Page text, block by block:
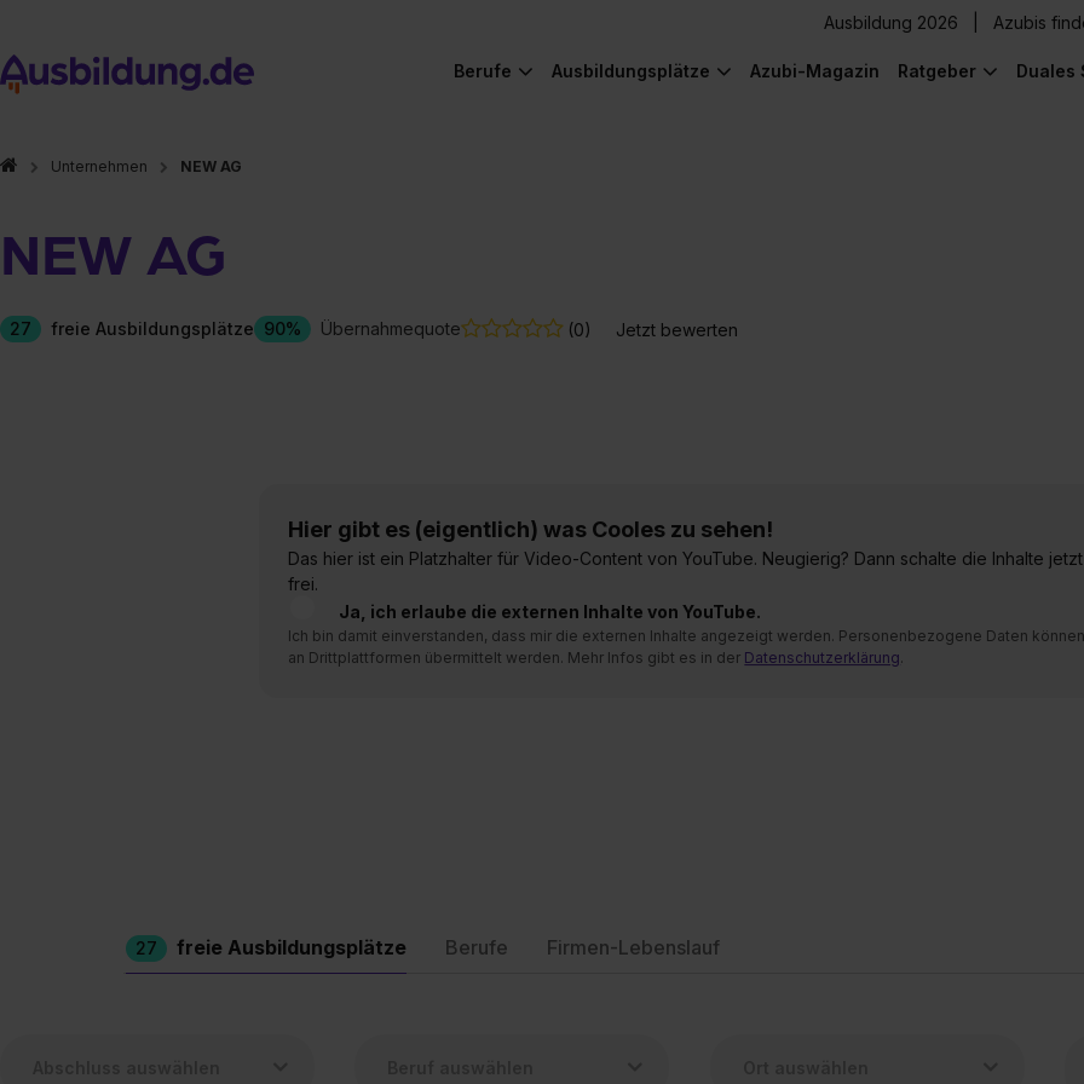
Ausbildung 2026 Azubis
Berufe Ausbildungsplätze Azubi-Magazin Ratgeber Duales
Unternehmen NEW AG
NEW AG
27 freie Ausbildungsplätze 90% Übernahmequote (0) Jetzt bewerten
Hier gibt es (eigentlich) was Cooles zu sehen!
Das hier ist ein Platzhalter für Video-Content von YouTube. Neugierig? Dann schalte die Inhalte jetzt
frei.
Ja, ich erlaube die externen Inhalte von YouTube.
Ich bin damit einverstanden, dass mir die externen Inhalte angezeigt werden. Personenbezogene Daten
an Drittplattformen übermittelt werden. Mehr Infos gibt es in der Datenschutzerklärung.
27 freie Ausbildungsplätze Berufe Firmen-Lebenslauf